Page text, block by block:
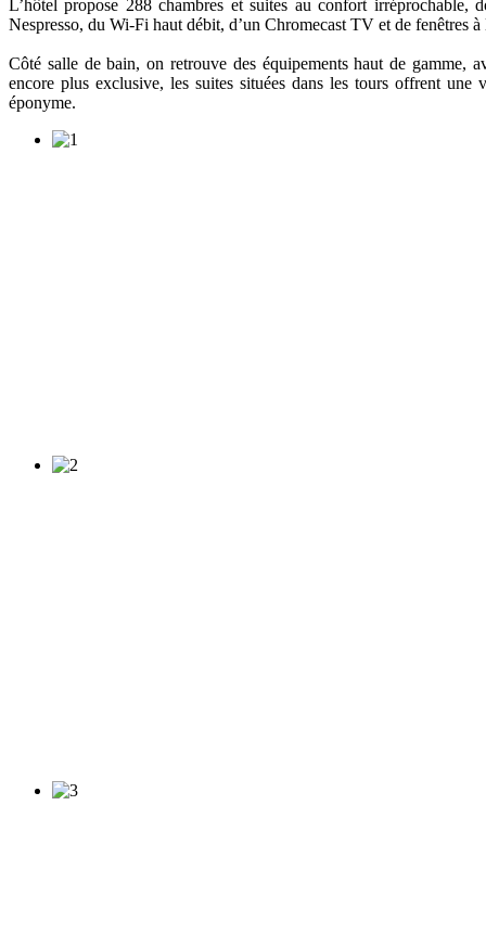
L’hôtel propose 288 chambres et suites au confort irréprochable,
Nespresso, du Wi-Fi haut débit, d’un Chromecast TV et de fenêtres
Côté salle de bain, on retrouve des équipements haut de
encore plus exclusive, les suites situées dans les tours offrent
éponyme.